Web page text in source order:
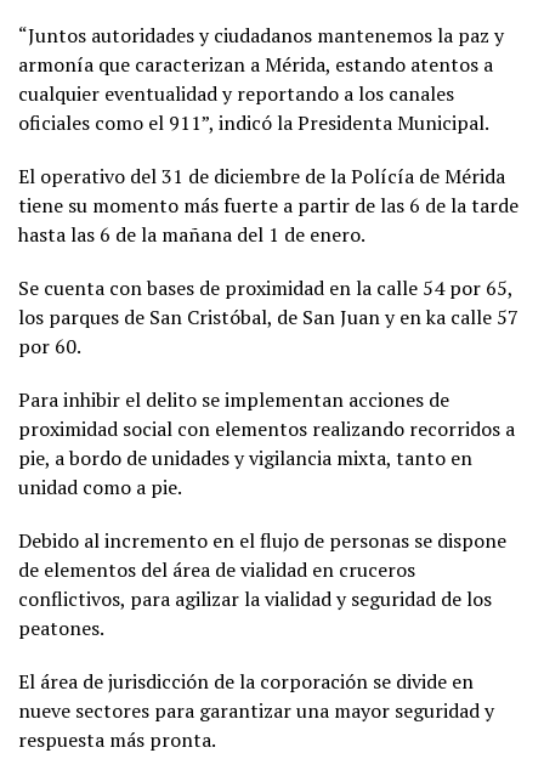
“Juntos autoridades y ciudadanos mantenemos la paz y
armonía que caracterizan a Mérida, estando atentos a
cualquier eventualidad y reportando a los canales
oficiales como el 911”, indicó la Presidenta Municipal.
El operativo del 31 de diciembre de la Polícía de Mérida
tiene su momento más fuerte a partir de las 6 de la tarde
hasta las 6 de la mañana del 1 de enero.
Se cuenta con bases de proximidad en la calle 54 por 65,
los parques de San Cristóbal, de San Juan y en ka calle 57
por 60.
Para inhibir el delito se implementan acciones de
proximidad social con elementos realizando recorridos a
pie, a bordo de unidades y vigilancia mixta, tanto en
unidad como a pie.
Debido al incremento en el flujo de personas se dispone
de elementos del área de vialidad en cruceros
conflictivos, para agilizar la vialidad y seguridad de los
peatones.
El área de jurisdicción de la corporación se divide en
nueve sectores para garantizar una mayor seguridad y
respuesta más pronta.